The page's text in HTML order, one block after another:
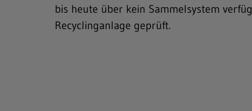
bis heute über kein Sammelsystem
Recyclinganlage geprüft.